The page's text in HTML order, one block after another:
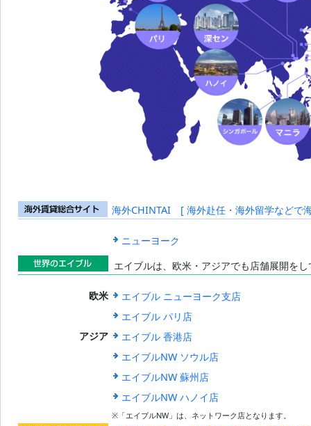
海外賃貸総合
海外CHINTAI [ 海外赴任・海外留学などで
ニューヨーク
エイブルは、欧米・アジアでも店舗展開を
欧米
エイブル ニューヨーク支店
エイブル パリ店
アジア
エイブル 香港店
エイブルNW ソウル店
エイブルNW 蘇州店
エイブルNW ハノイ店
※「エイブルNW」は、ネットワーク店となります。